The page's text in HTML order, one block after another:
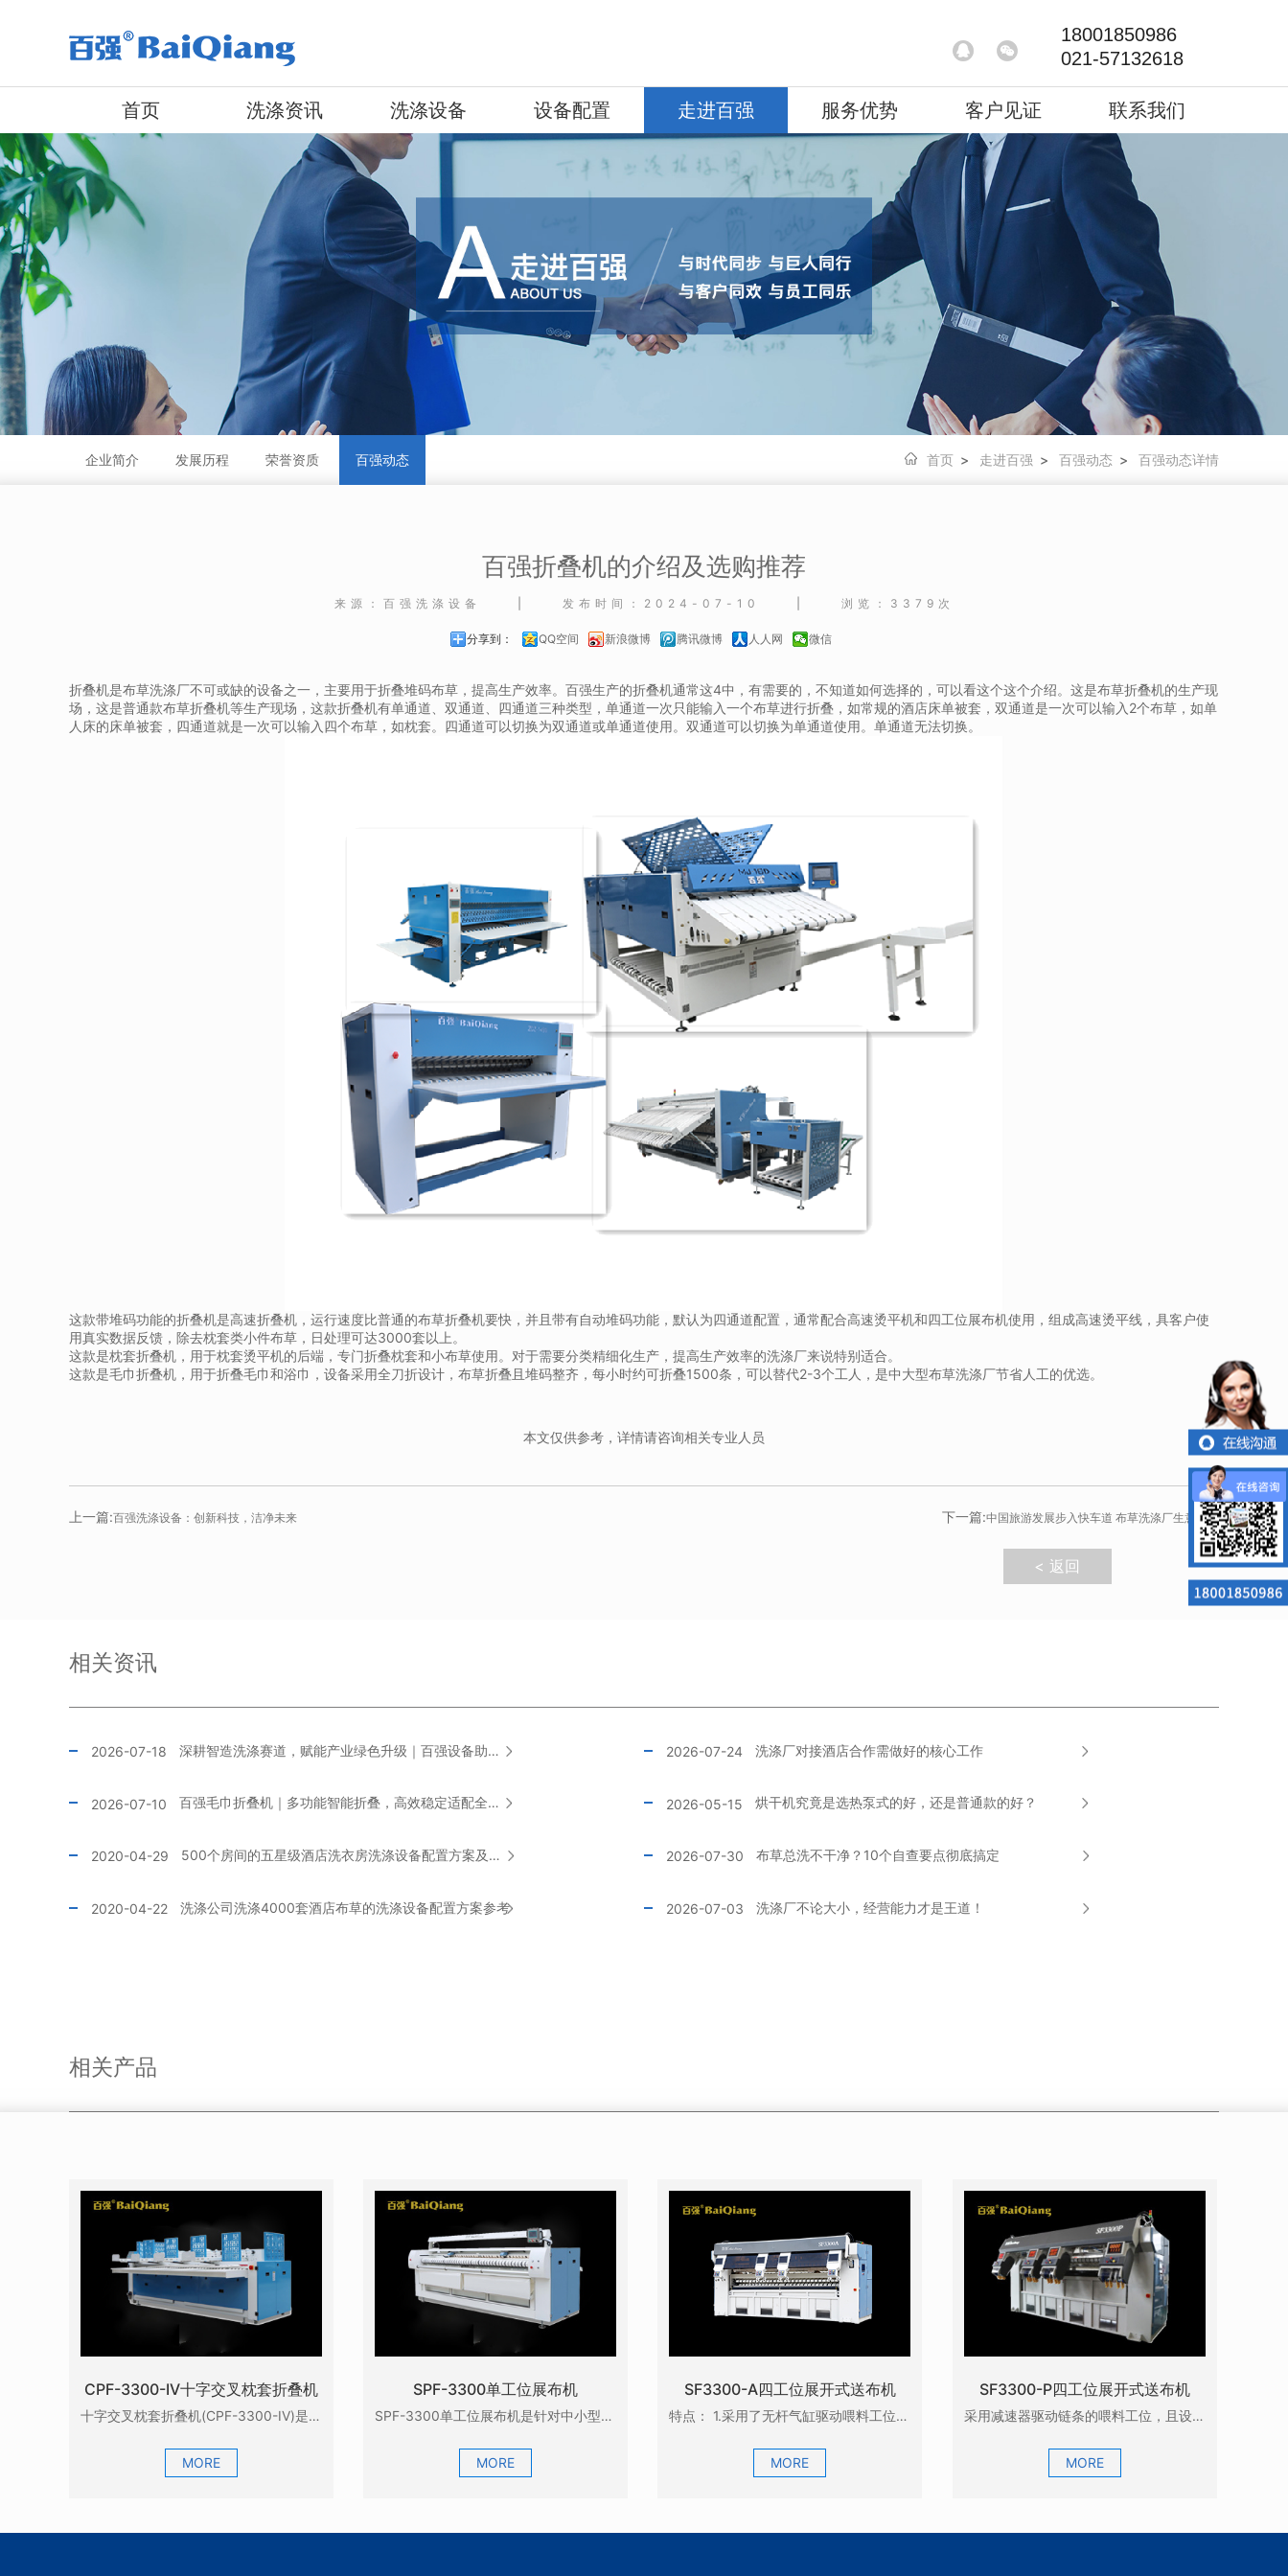
18001850986
021-57132618
首页 洗涤资讯 洗涤设备 设备配置 走进百强 服务优势 客户见证 联系我们
企业简介 发展历程 荣誉资质 百强动态 首页 > 走进百强 > 百强动态 > 百强动态详情
百强折叠机的介绍及选购推荐
来源：百强洗涤设备 发布时间：2024-07-10 浏览：3379次
分享到： QQ空间 新浪微博 腾讯微博 人人网 微信
折叠机是布草洗涤厂不可或缺的设备之一，主要用于折叠堆码布草，提高生产效率。百强生产的折叠机通常这4中，有需要的，不知道如何选择的，可以看这个这个介绍。这是布草折叠机的生产现
场，这是普通款布草折叠机等生产现场，这款折叠机有单通道、双通道、四通道三种类型，单通道一次只能输入一个布草进行折叠，如常规的酒店床单被套，双通道是一次可以输入2个布草，如单
人床的床单被套，四通道就是一次可以输入四个布草，如枕套。四通道可以切换为双通道或单通道使用。双通道可以切换为单通道使用。单通道无法切换。
这款带堆码功能的折叠机是高速折叠机，运行速度比普通的布草折叠机要快，并且带有自动堆码功能，默认为四通道配置，通常配合高速烫平机和四工位展布机使用，组成高速烫平线，具客户使
用真实数据反馈，除去枕套类小件布草，日处理可达3000套以上。
这款是枕套折叠机，用于枕套烫平机的后端，专门折叠枕套和小布草使用。对于需要分类精细化生产，提高生产效率的洗涤厂来说特别适合。
这款是毛巾折叠机，用于折叠毛巾和浴巾，设备采用全刀折设计，布草折叠且堆码整齐，每小时约可折叠1500条，可以替代2-3个工人，是中大型布草洗涤厂节省人工的优选。
本文仅供参考，详情请咨询相关专业人员
上一篇:百强洗涤设备：创新科技，洁净未来 下一篇:中国旅游发展步入快车道 布草洗涤厂生意向好
< 返回
相关资讯
2026-07-18 深耕智造洗涤赛道，赋能产业绿色升级｜百强设备助力公共洗涤行业高质量发展
2026-07-10 百强毛巾折叠机｜多功能智能折叠，高效稳定适配全球场景
2020-04-29 500个房间的五星级酒店洗衣房洗涤设备配置方案及价格参考
2020-04-22 洗涤公司洗涤4000套酒店布草的洗涤设备配置方案参考
2026-07-24 洗涤厂对接酒店合作需做好的核心工作
2026-05-15 烘干机究竟是选热泵式的好，还是普通款的好？
2026-07-30 布草总洗不干净？10个自查要点彻底搞定
2026-07-03 洗涤厂不论大小，经营能力才是王道！
相关产品
CPF-3300-IV十字交叉枕套折叠机
十字交叉枕套折叠机(CPF-3300-IV)是为枕套开发的专用折叠机，它配合本公司的GZD-33...
MORE
SPF-3300单工位展布机
SPF-3300单工位展布机是针对中小型洗涤工厂，对布草后整理的质量有较高要求而研发的，它具有展...
MORE
SF3300-A四工位展开式送布机
特点： 1.采用了无杆气缸驱动喂料工位，且设置了四个喂料工位，操作方便，效率高；0 2.采用...
MORE
SF3300-P四工位展开式送布机
采用减速器驱动链条的喂料工位，且设置了四个喂料工位，每个喂料工位设计了两套喂料机械手，一套喂料机...
MORE